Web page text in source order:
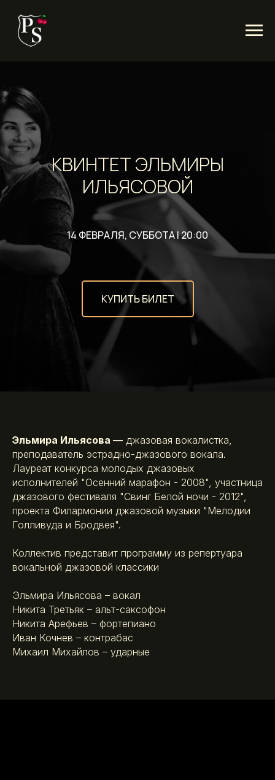
КВИНТЕТ ЭЛЬМИРЫ
ИЛЬЯСОВОЙ
14 ФЕВРАЛЯ, СУББОТА | 20:00
КУПИТЬ БИЛЕТ
Эльмира Ильясова — джазовая вокалистка,
преподаватель эстрадно-джазового вокала.
Лауреат конкурса молодых джазовых
исполнителей "Осенний марафон - 2008", участница
джазового фестиваля "Свинг Белой ночи - 2012",
проекта Филармонии джазовой музыки "Мелодии
Голливуда и Бродвея".
Коллектив представит программу из репертуара
вокальной джазовой классики
Эльмира Ильясова – вокал
Никита Третьяк – альт-саксофон
Никита Арефьев – фортепиано
Иван Кочнев – контрабас
Михаил Михайлов – ударные